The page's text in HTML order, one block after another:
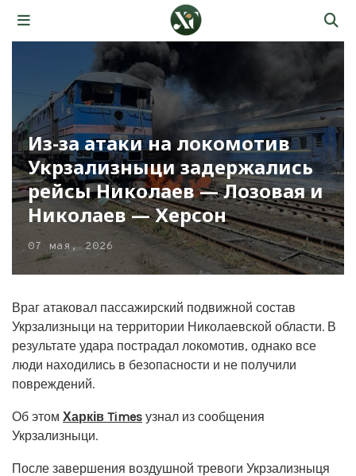
Из-за атаки на локомотив
Укрзализныци задержались
рейсы Николаев — Лозовая и
Николаев — Херсон
07 мая, 2026
Враг атаковал пассажирский подвижной состав
Укрзализныци на территории Николаевской области. В
результате удара пострадал локомотив, однако все
люди находились в безопасности и не получили
повреждений.
Об этом Харків Times узнал из сообщения
Укрзализныци.
После завершения воздушной тревоги Укрзализныця